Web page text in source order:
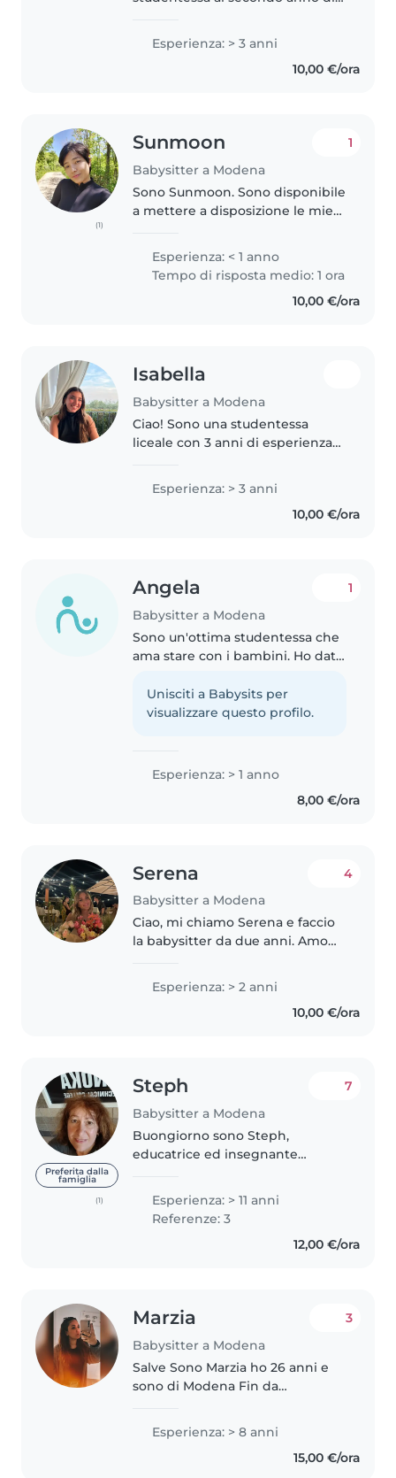
cerco un lavoro come babysitter
e posso svolgere diverse
faccende. ho la certificazione c1..
Esperienza: > 3 anni
10,00 €/ora
(1)
Sunmoon
Babysitter a Modena
1
Sono Sunmoon. Sono disponibile
a mettere a disposizione le mie
passione per i bambini e adoro
trascorrere del tempo con loro.
Posso aiutarli ad imparare
Esperienza: < 1 anno
Tempo di risposta medio: 1 ora
10,00 €/ora
Isabella
Babysitter a Modena
Ciao! Sono una studentessa
liceale con 3 anni di esperienza
anni. Mi piace leggere, fare
lavoretti e giocare con i bambini.
Esperienza: > 3 anni
10,00 €/ora
Angela
Babysitter a Modena
1
Sono un'ottima studentessa che
ama stare con i bambini. Ho dato
privatista dopo che uno dei
ragazzi ha trovato il mio aiuto
Unisciti a Babysits per
visualizzare questo profilo.
Esperienza: > 1 anno
8,00 €/ora
Serena
Babysitter a Modena
4
Ciao, mi chiamo Serena e faccio
la babysitter da due anni. Amo
giocare con loro e aiutarli a
crescere in un ambiente sereno
e divertente. Sono una persona..
Esperienza: > 2 anni
10,00 €/ora
Preferita dalla
famiglia
(1)
Steph
Babysitter a Modena
7
Buongiorno sono Steph,
educatrice ed insegnante
30nnale qualifica e diploma
magistrale. Sono una persona
affidabile, seria, competente e
Esperienza: > 11 anni
Referenze: 3
12,00 €/ora
Marzia
Babysitter a Modena
3
Salve Sono Marzia ho 26 anni e
sono di Modena Fin da
passione per il mondo
dell'infanzia. Ho iniziato a
lavorare con i bambini all'età di
Esperienza: > 8 anni
15,00 €/ora